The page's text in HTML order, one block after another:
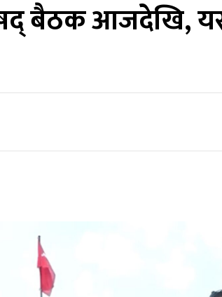
बैठक आजदेखि,